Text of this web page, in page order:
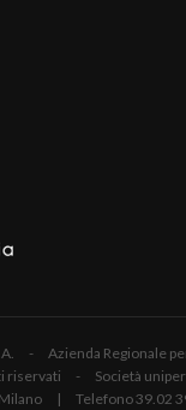
- Azienda Regionale
riservati - Società
Milano | Telefono 39.02